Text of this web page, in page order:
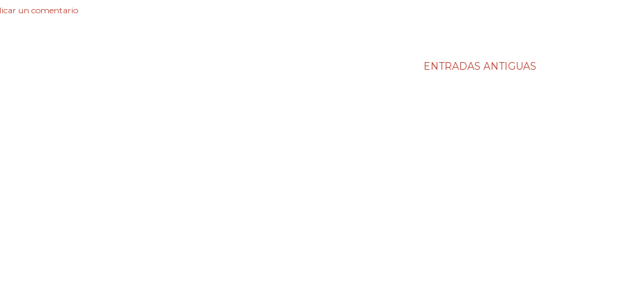
un comentario
ENTRADAS ANTIGUAS